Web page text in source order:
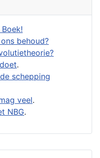
behoud?
.
schepping
veel.
NBG.